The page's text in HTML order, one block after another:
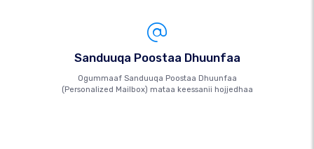
Sanduuqa Poostaa Dhuunfaa
Ogummaaf Sanduuqa Poostaa Dhuunfaa
(Personalized Mailbox) mataa keessanii hojjedhaa